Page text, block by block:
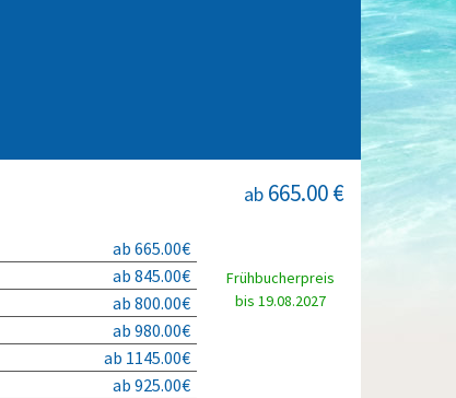
ab 665.00 €
ab 665.00€
ab 845.00€
ab 800.00€
ab 980.00€
ab 1145.00€
ab 925.00€
Frühbucherpreis
bis 19.08.2027